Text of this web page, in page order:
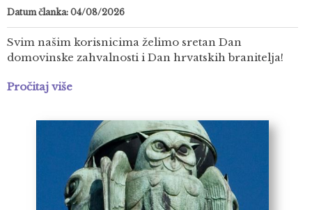
Datum članka: 04/08/2026
Svim našim korisnicima želimo sretan Dan
domovinske zahvalnosti i Dan hrvatskih branitelja!
Pročitaj više